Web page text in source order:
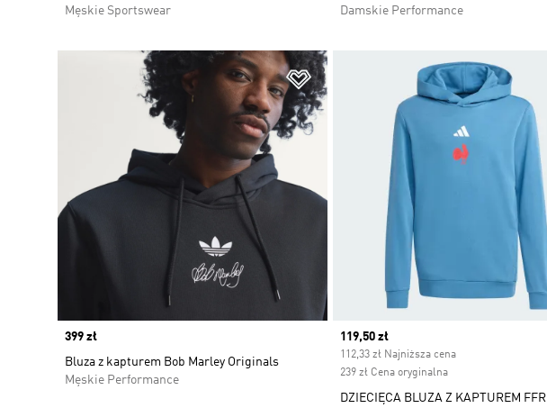
Męskie Sportswear
Damskie Performance
Dodaj do listy życzeń
Price
399 zł
Bluza z kapturem Bob Marley Originals
Męskie Performance
Current price
119,50 zł
112,33 zł Najniższa cena
239 zł Cena oryginalna
DZIECIĘCA BLUZA Z KAPTUREM FFR